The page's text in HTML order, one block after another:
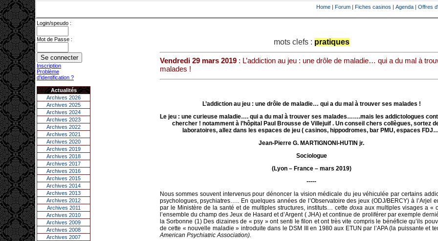
Home | Forum | Fiches casinos | Agenda | Offres
Login/speudo :
Mot de Passe :
Inscription
Problème
d'identification ?
Actualités
Archives 2026
Archives 2025
Archives 2024
Archives 2023
Archives 2022
Archives 2021
Archives 2020
Archives 2019
Archives 2018
Archives 2017
Archives 2016
Archives 2015
Archives 2014
Archives 2013
Archives 2012
Archives 2011
Archives 2010
Archives 2009
Archives 2008
Archives 2007
mots clefs : pratiques
Vendredi 29 mars 2019: L’addiction au jeu : une drôle de maladie… qui a du mal à
malades !
L’addiction au jeu : une drôle de maladie… qui a du mal à trouver ses malades !
Le jeu : une curieuse maladie…. qui a du mal à trouver ses malades…….mais les addictologues
chercher ! notamment à l’hôpital Paul Brousse de Villejuif . Un conseil chers collègues, sortez
laboratoires, allez dans les espaces de jeu ( casinos, hippodromes, bar PMU, espaces
Jean-Pierre G. MARTIGNONI-HUTIN jr.
Sociologue
(Lyon – France – mars 2019)
-----
Nous sommes souvent intervenus pour dénoncer la vision médicale du jeu véhiculée par certains
psychologues, psychiatres….. En quelques années de l’Observatoire des jeux (ODJ/BERCY) à l’Arjel
par le Ministère de la santé et de multiples structures, instituts… cette doxaaux multiples visages a «
l’ensemble du champ des Jeux de Hasard et d’Argent ( JHA) et continue de proliférer par exemple
la Sorbonne (1) Des dizaines de « psy » ont senti le filon et ont très vite compris le bénéficie qu’ils
de cette « nouvelle maladie » introduite dans le DSM III en 1980 aux ETUN par l’APA (la puissante et
American Psychiatric Association).